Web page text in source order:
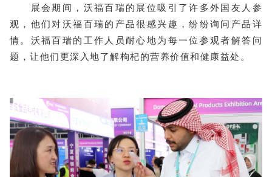
展会期间，沃福百瑞的展位吸引了许多外国友人参
观，他们对沃福百瑞的产品很感兴趣，纷纷询问产品详
情。沃福百瑞的工作人员耐心地为每一位参观者解答问
题，让他们更深入地了解枸杞的营养价值和健康益处。